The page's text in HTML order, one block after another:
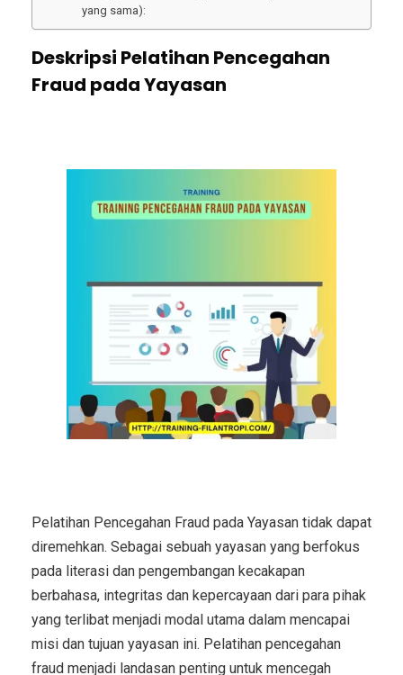
yang sama):
Deskripsi Pelatihan Pencegahan
Fraud pada Yayasan
Pelatihan Pencegahan Fraud pada Yayasan tidak dapat
diremehkan. Sebagai sebuah yayasan yang berfokus
pada literasi dan pengembangan kecakapan
berbahasa, integritas dan kepercayaan dari para pihak
yang terlibat menjadi modal utama dalam mencapai
misi dan tujuan yayasan ini. Pelatihan pencegahan
fraud menjadi landasan penting untuk mencegah